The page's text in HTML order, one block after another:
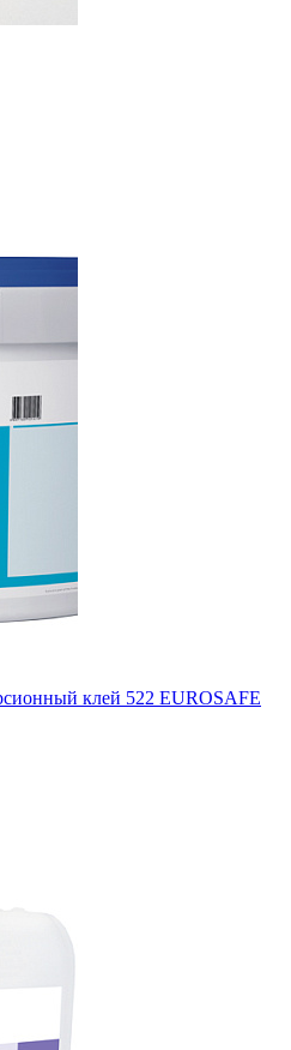
клей 522 EUROSAFE